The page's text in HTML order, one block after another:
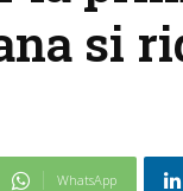
si
WhatsApp